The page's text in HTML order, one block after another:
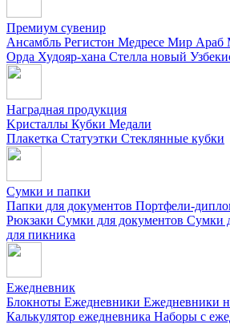
Премиум сувенир
Ансамбль Регистон Медресе Мир Араб
Орда Худояр-хана Стелла новый
Наградная продукция
Kристаллы Кубки Медали
Плакетка Статуэтки Стеклянные кубки
Сумки и папки
Папки для документов Портфели-
Рюкзаки Сумки для документов Сумки
для пикника
Ежедневник
Блокноты Ежедневники Ежедневники
Калькулятор ежедневника Наборы с